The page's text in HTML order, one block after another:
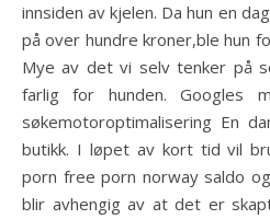
innsiden av kjelen. Da hun en
på over hundre kroner,ble hun
Mye av det vi selv tenker på
farlig for hunden. Googles
søkemotoroptimalisering En
butikk. I løpet av kort tid vil
porn free porn norway saldo
blir avhengig av at det er